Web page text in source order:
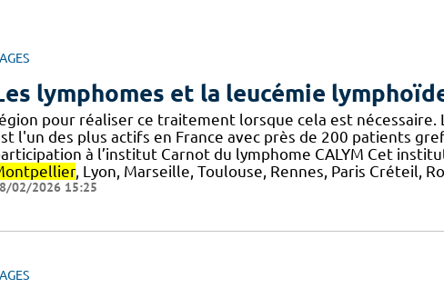
lymphomes et la leucémie
pour réaliser ce traitement lorsque cela est nécessaire.
l'un des plus actifs en France avec près de 200 patients
à l’institut Carnot du lymphome CALYM Cet
, Lyon, Marseille, Toulouse, Rennes, Paris Créteil,
02/2026 15:25